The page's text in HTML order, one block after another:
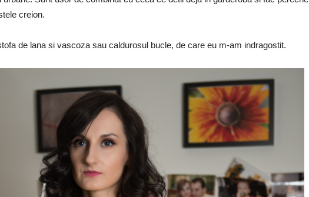
by
GIA
creion.
de lana si vascoza sau caldurosul bucle, de care eu m-am indragostit.